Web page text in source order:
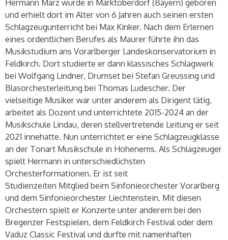
und erhielt dort im Alter von 6 Jahren auch seinen ersten
Schlagzeugunterricht bei Max Kinker. Nach dem Erlernen
eines ordentlichen Berufes als Maurer führte ihn das
Musikstudium ans Vorarlberger Landeskonservatorium in
Feldkirch. Dort studierte er dann klassisches Schlagwerk
bei Wolfgang Lindner, Drumset bei Stefan Greussing und
Blasorchesterleitung bei Thomas Ludescher. Der
vielseitige Musiker war unter anderem als Dirigent tätig,
arbeitet als Dozent und unterrichtete 2015-2024 an der
Musikschule Lindau, deren stellvertretende Leitung er seit
2021 innehatte. Nun unterrichtet er eine Schlagzeugklasse
an der Tonart Musikschule in Hohenems. Als Schlagzeuger
spielt Hermann in unterschiedlichsten
Orchesterformationen. Er ist seit
Studienzeiten Mitglied beim Sinfonieorchester Vorarlberg
und dem Sinfonieorchester Liechtenstein. Mit diesen
Orchestern spielt er Konzerte unter anderem bei den
Bregenzer Festspielen, dem Feldkirch Festival oder dem
Vaduz Classic Festival und durfte mit namenhaften